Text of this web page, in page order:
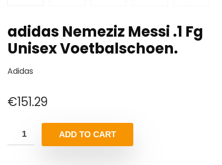
adidas Nemeziz Messi .1 Fg
Unisex Voetbalschoen.
Adidas
€151.29
ADD TO CART